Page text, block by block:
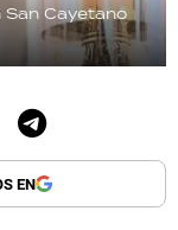
San Cayetano
EN